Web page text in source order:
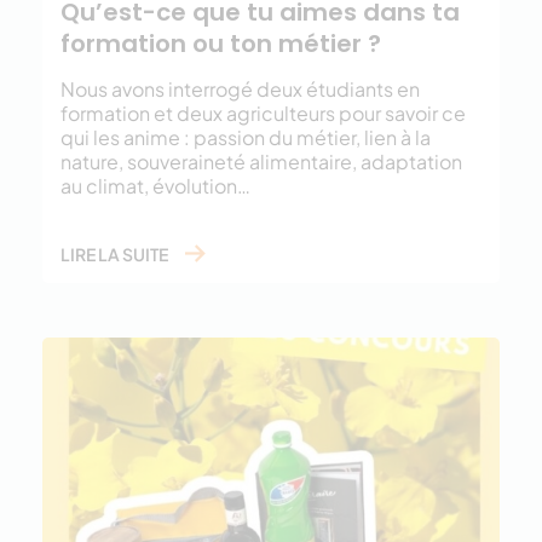
Qu’est-ce que tu aimes dans ta
formation ou ton métier ?
Nous avons interrogé deux étudiants en
formation et deux agriculteurs pour savoir ce
qui les anime : passion du métier, lien à la
nature, souveraineté alimentaire, adaptation
au climat, évolution…
LIRE LA SUITE